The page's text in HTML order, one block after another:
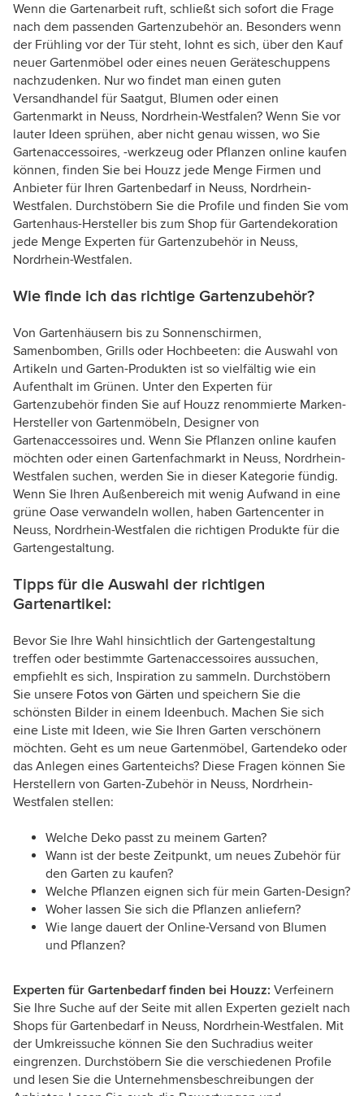
Wenn die Gartenarbeit ruft, schließt sich sofort die Frage
nach dem passenden Gartenzubehör an. Besonders wenn
der Frühling vor der Tür steht, lohnt es sich, über den Kauf
neuer Gartenmöbel oder eines neuen Geräteschuppens
nachzudenken. Nur wo findet man einen guten
Versandhandel für Saatgut, Blumen oder einen
Gartenmarkt in Neuss, Nordrhein-Westfalen? Wenn Sie vor
lauter Ideen sprühen, aber nicht genau wissen, wo Sie
Gartenaccessoires, -werkzeug oder Pflanzen online kaufen
können, finden Sie bei Houzz jede Menge Firmen und
Anbieter für Ihren Gartenbedarf in Neuss, Nordrhein-
Westfalen. Durchstöbern Sie die Profile und finden Sie vom
Gartenhaus-Hersteller bis zum Shop für Gartendekoration
jede Menge Experten für Gartenzubehör in Neuss,
Nordrhein-Westfalen.
Wie finde ich das richtige Gartenzubehör?
Von Gartenhäusern bis zu Sonnenschirmen,
Samenbomben, Grills oder Hochbeeten: die Auswahl von
Artikeln und Garten-Produkten ist so vielfältig wie ein
Aufenthalt im Grünen. Unter den Experten für
Gartenzubehör finden Sie auf Houzz renommierte Marken-
Hersteller von Gartenmöbeln, Designer von
Gartenaccessoires und. Wenn Sie Pflanzen online kaufen
möchten oder einen Gartenfachmarkt in Neuss, Nordrhein-
Westfalen suchen, werden Sie in dieser Kategorie fündig.
Wenn Sie Ihren Außenbereich mit wenig Aufwand in eine
grüne Oase verwandeln wollen, haben Gartencenter in
Neuss, Nordrhein-Westfalen die richtigen Produkte für die
Gartengestaltung.
Tipps für die Auswahl der richtigen
Gartenartikel:
Bevor Sie Ihre Wahl hinsichtlich der Gartengestaltung
treffen oder bestimmte Gartenaccessoires aussuchen,
empfiehlt es sich, Inspiration zu sammeln. Durchstöbern
Sie unsere Fotos von Gärten und speichern Sie die
schönsten Bilder in einem Ideenbuch. Machen Sie sich
eine Liste mit Ideen, wie Sie Ihren Garten verschönern
möchten. Geht es um neue Gartenmöbel, Gartendeko oder
das Anlegen eines Gartenteichs? Diese Fragen können Sie
Herstellern von Garten-Zubehör in Neuss, Nordrhein-
Westfalen stellen:
Welche Deko passt zu meinem Garten?
Wann ist der beste Zeitpunkt, um neues Zubehör für
den Garten zu kaufen?
Welche Pflanzen eignen sich für mein Garten-Design?
Woher lassen Sie sich die Pflanzen anliefern?
Wie lange dauert der Online-Versand von Blumen
und Pflanzen?
Experten für Gartenbedarf finden bei Houzz: Verfeinern
Sie Ihre Suche auf der Seite mit allen Experten gezielt nach
Shops für Gartenbedarf in Neuss, Nordrhein-Westfalen. Mit
der Umkreissuche können Sie den Suchradius weiter
eingrenzen. Durchstöbern Sie die verschiedenen Profile
und lesen Sie die Unternehmensbeschreibungen der